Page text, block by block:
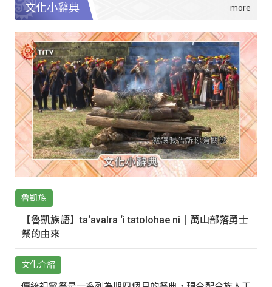
文化小辭典
魯凱族
【魯凱族語】ta‘avalra ‘i tatolohae ni｜萬山部落勇士
祭的由來
文化介紹